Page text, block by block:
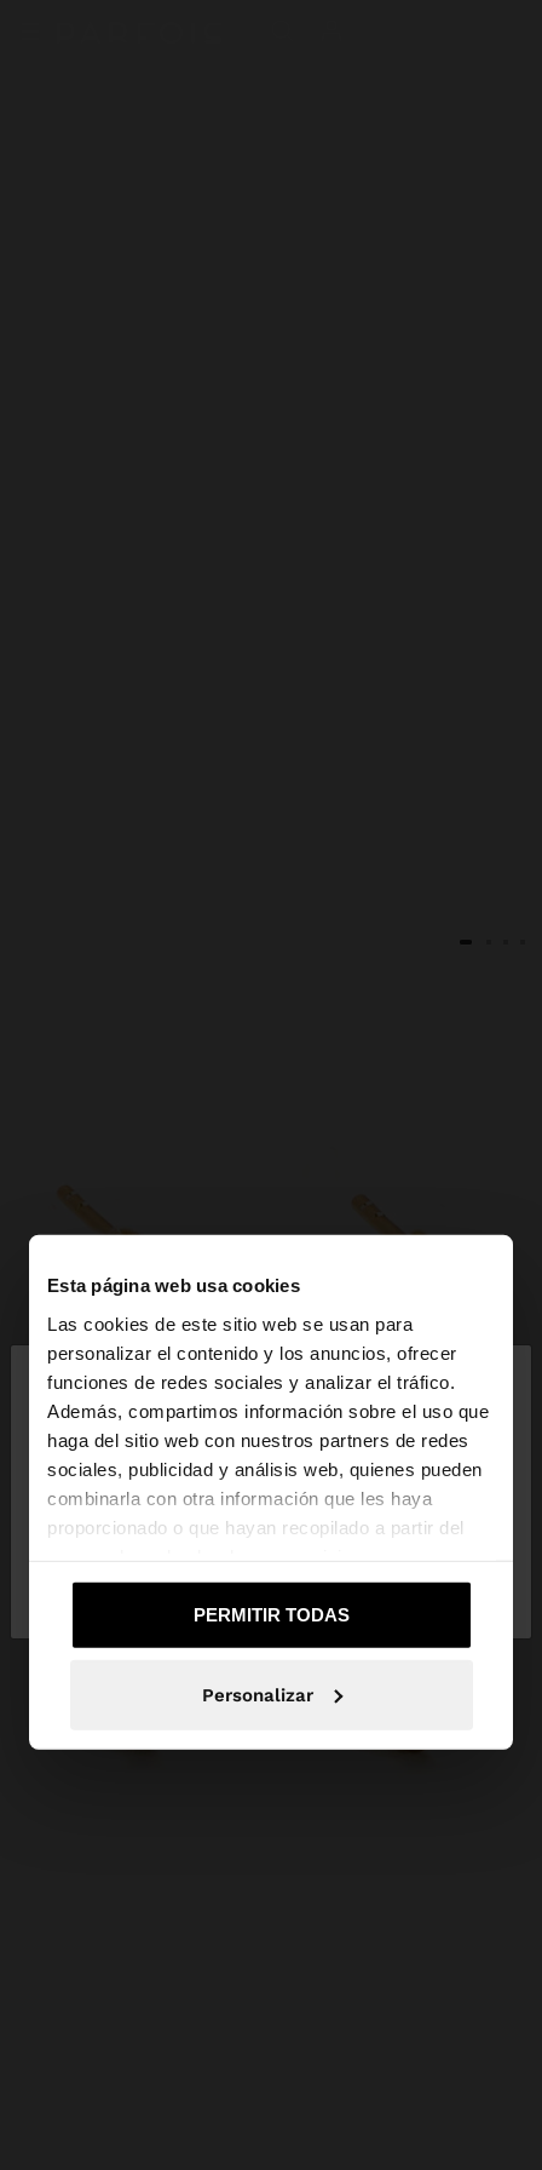
Esta página web usa cookies
Las cookies de este sitio web se usan para
personalizar el contenido y los anuncios, ofrecer
funciones de redes sociales y analizar el tráfico.
Además, compartimos información sobre el uso que
haga del sitio web con nuestros partners de redes
sociales, publicidad y análisis web, quienes pueden
combinarla con otra información que les haya
proporcionado o que hayan recopilado a partir del
PERMITIR TODAS
Personalizar
hola
Estás accediendo a la web de Ecuador. ¿Quieres ir
a la web de United States?